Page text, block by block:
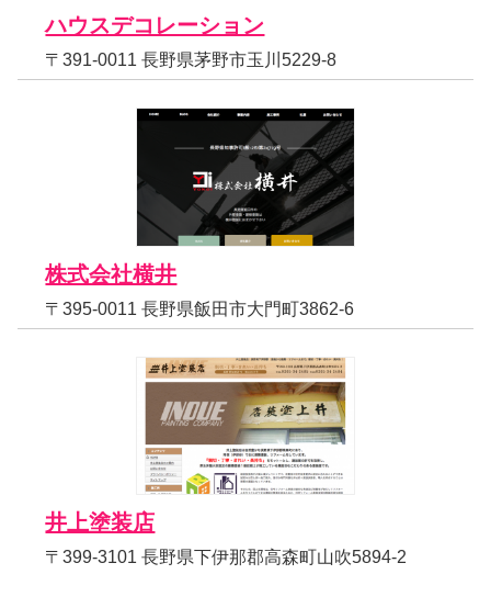
ハウスデコレーション
〒391-0011 長野県茅野市玉川5229-8
株式会社横井
〒395-0011 長野県飯田市大門町3862-6
井上塗装店
〒399-3101 長野県下伊那郡高森町山吹5894-2